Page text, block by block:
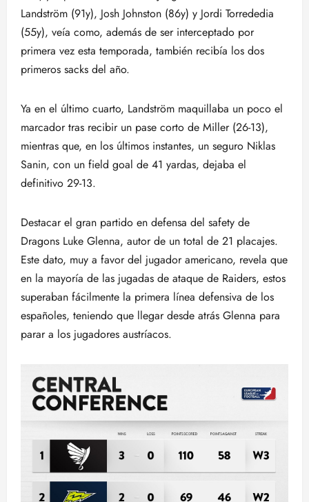
Landström (91y), Josh Johnston (86y) y Jordi Torrededia
(55y), veía como, además de ser interceptado por
primera vez esta temporada, también recibía los dos
primeros sacks del año.
Ya en el último cuarto, Landström maquillaba un poco el
marcador tras recibir un pase corto de Miller (26-13),
mientras que, en los últimos instantes, un seguro Niklas
Sanin, con un field goal de 41 yardas, dejaba el
definitivo 29-13.
Destacar el gran partido en defensa del safety de
Dragons Luke Glenna, autor de un total de 21 placajes.
Este dato, muy a favor del jugador americano, revela que
en la mayoría de las jugadas de ataque de Raiders, estos
superaban fácilmente la primera línea defensiva de los
españoles, teniendo que llegar desde atrás Glenna para
parar a los jugadores austríacos.